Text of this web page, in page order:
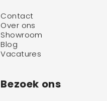
Contact
Over ons
Showroom
Blog
Vacatures
Bezoek ons